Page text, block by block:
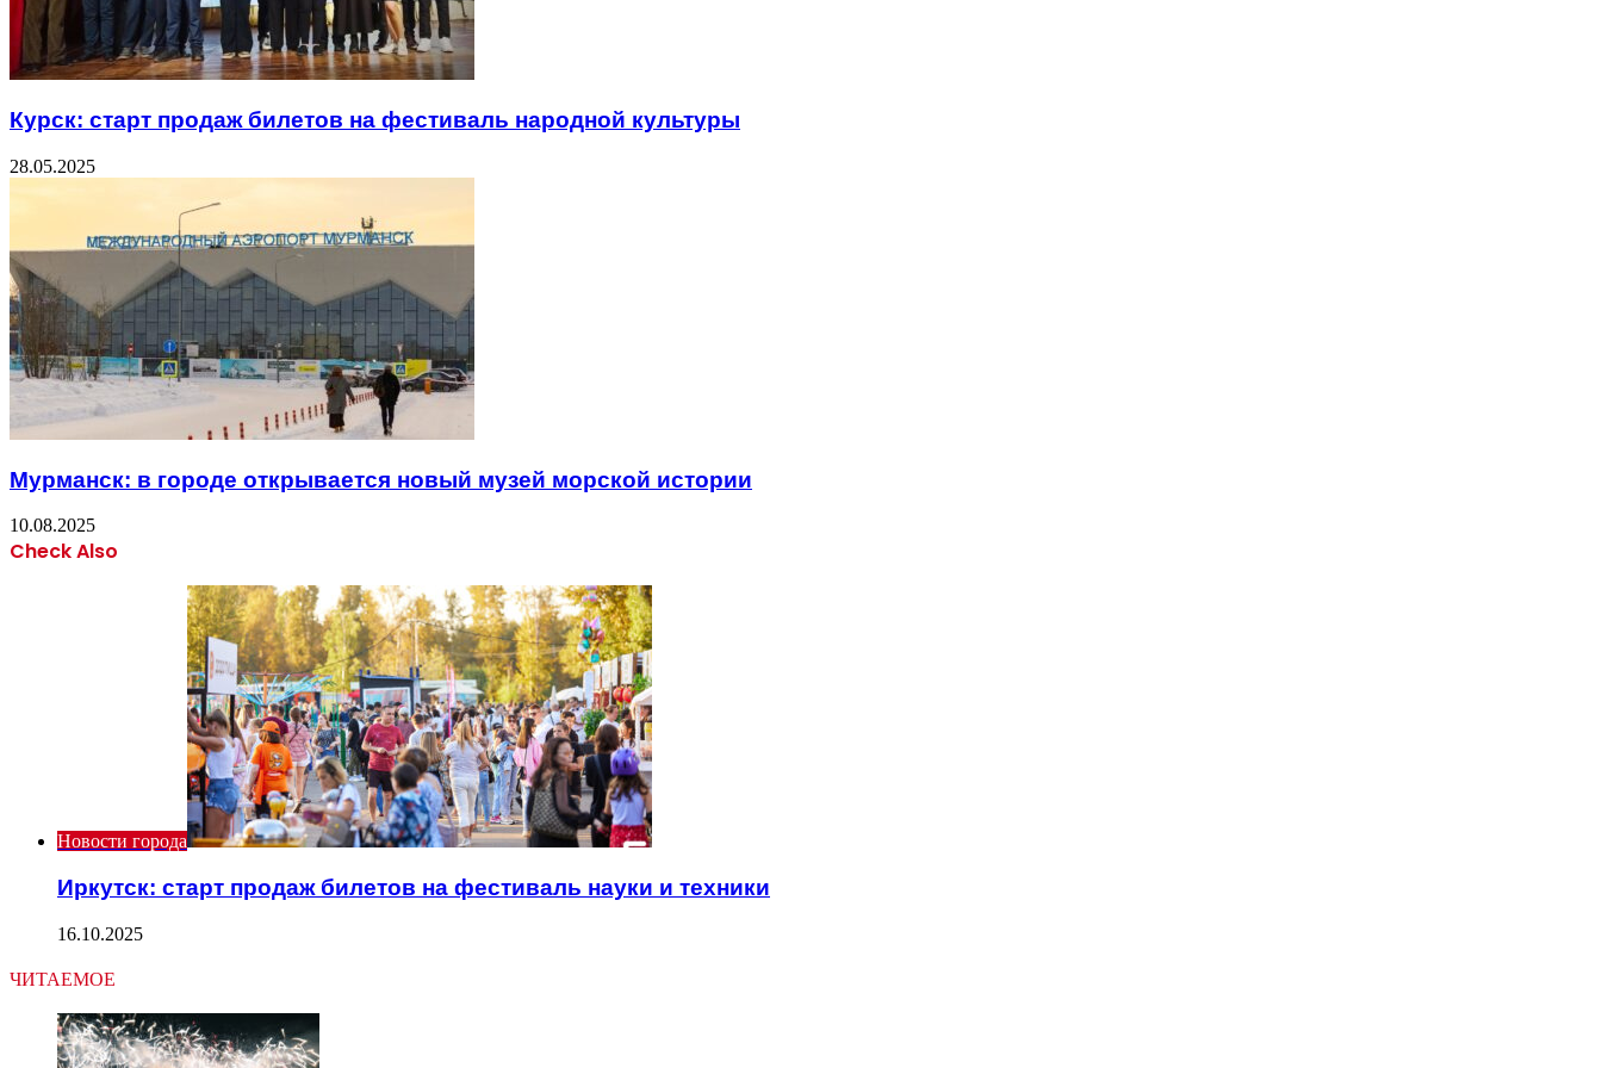
Курск: старт продаж билетов на фестиваль народной культуры
28.05.2025
Мурманск: в городе открывается новый музей морской истории
10.08.2025
Check Also
Новости города
Иркутск: старт продаж билетов на фестиваль науки и техники
16.10.2025
ЧИТАЕМОЕ